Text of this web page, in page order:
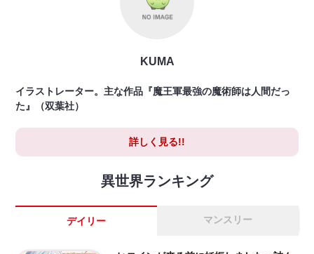
KUMA
イラストレーター。主な作品『魔王軍最強の魔術師は人間だっ
た』（双葉社）
詳しく見る!!
異世界ランキング
デイリー マンスリー